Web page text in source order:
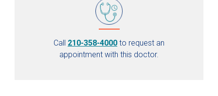
Call 210-358-4000 to request an
appointment with this doctor.